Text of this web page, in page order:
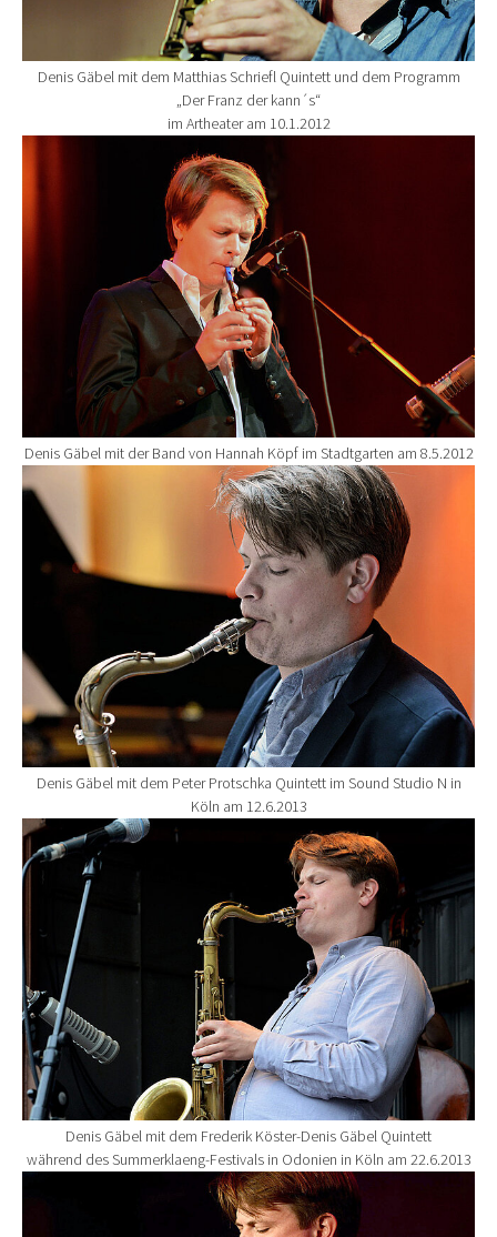
Denis Gäbel mit dem Matthias Schriefl Quintett und dem Programm
„Der Franz der kann´s“
im Artheater am 10.1.2012
Show larger version for:
Denis Gäbel mit der Band von Hannah Köpf im Stadtgarten am 8.5.2012
Show larger version for:
Denis Gäbel mit dem Peter Protschka Quintett im Sound Studio N in
Köln am 12.6.2013
Show larger version for:
Denis Gäbel mit dem Frederik Köster-Denis Gäbel Quintett
während des Summerklaeng-Festivals in Odonien in Köln am 22.6.2013
Show larger version for: